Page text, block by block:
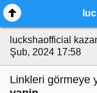
luckshaofficial
Şub, 2024 17:58
Linkleri görmeye